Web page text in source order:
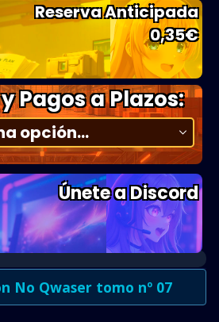
Reserva Anticipada
0,35€
Pagos a Plazos:
Únete a Discord
No Qwaser tomo nº 07